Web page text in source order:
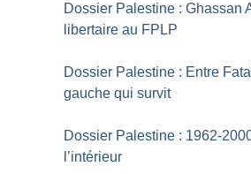
Dossier Palestine : Ghassan
libertaire au FPLP
Dossier Palestine : Entre
gauche qui survit
Dossier Palestine : 1962-
l’intérieur